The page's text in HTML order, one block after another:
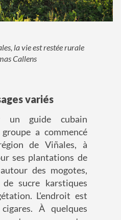
la vie est restée rurale
Callens
variés
un guide cubain
a commencé
de Viñales, à
ses plantations de
des mogotes,
sucre karstiques
L'endroit est
À quelques